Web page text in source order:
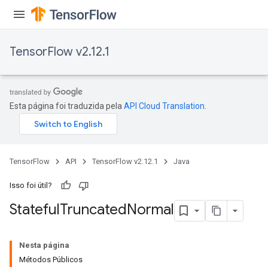
TensorFlow v2.12.1
Esta página foi traduzida pela API Cloud Translation
TensorFlow API TensorFlow v2.12.1 Java
Isso foi útil?
StatefulTruncatedNormal
Nesta página
Métodos Públicos